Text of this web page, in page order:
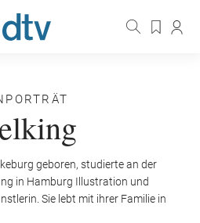
geboren, studierte an der
in Hamburg Illustration und
Sie lebt mit ihrer Familie in